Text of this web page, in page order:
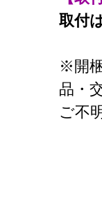
取付
※開
品・
ご不